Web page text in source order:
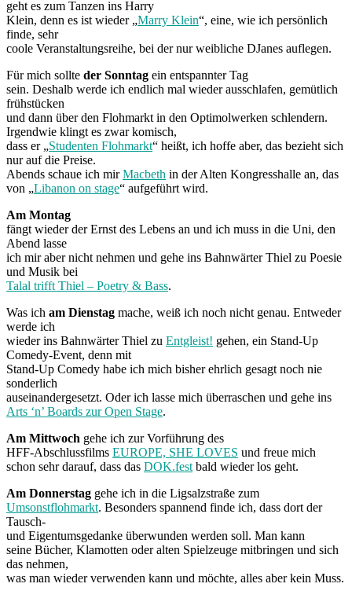
geht es zum Tanzen ins Harry
Klein, denn es ist wieder „Marry Klein“, eine, wie ich persönlich
finde, sehr
coole Veranstaltungsreihe, bei der nur weibliche DJanes auflegen.
Für mich sollte der Sonntag ein entspannter Tag
sein. Deshalb werde ich endlich mal wieder ausschlafen, gemütlich
frühstücken
und dann über den Flohmarkt in den Optimolwerken schlendern.
Irgendwie klingt es zwar komisch,
dass er „Studenten Flohmarkt“ heißt, ich hoffe aber, das bezieht sich
nur auf die Preise.
Abends schaue ich mirMacbeth in der Alten Kongresshalle an, das
von „Libanon on stage“ aufgeführt wird.
Am Montag
fängt wieder der Ernst des Lebens an und ich muss in die Uni, den
Abend lasse
ich mir aber nicht nehmen und gehe ins Bahnwärter Thiel zu Poesie
und Musik bei
Talal trifft Thiel – Poetry & Bass.
Was ich am Dienstag mache, weiß ich noch nicht genau. Entweder
werde ich
wieder ins Bahnwärter Thiel zu Entgleist! gehen, ein Stand-Up
Comedy-Event, denn mit
Stand-Up Comedy habe ich mich bisher ehrlich gesagt noch nie
sonderlich
auseinandergesetzt. Oder ich lasse mich überraschen und gehe ins
Arts ‘n’ Boards zur Open Stage.
Am Mittwoch gehe ich zur Vorführung des
HFF-Abschlussfilms EUROPE, SHE LOVES und freue mich
schon sehr darauf, dass das DOK.fest bald wieder los geht.
Am Donnerstag gehe ich in die Ligsalzstraße zum
Umsonstflohmarkt. Besonders spannend finde ich, dass dort der
Tausch-
und Eigentumsgedanke überwunden werden soll. Man kann
seine Bücher, Klamotten oder alten Spielzeuge mitbringen und sich
das nehmen,
was man wieder verwenden kann und möchte, alles aber kein Muss.